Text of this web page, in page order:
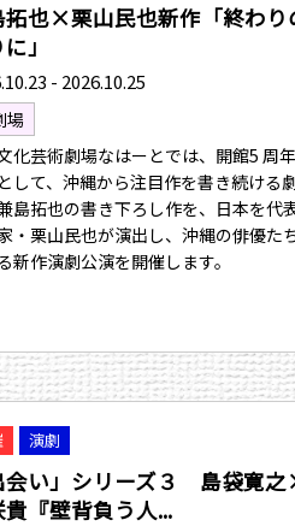
拓也×栗山民也新作「終わり
」
- 2026.10.25
場
化芸術劇場なはーとでは、開館5 周
して、沖縄から注目作を書き続ける
島拓也の書き下ろし作を、日本を代
・栗山民也が演出し、沖縄の俳優た
新作演劇公演を開催します。
演劇
会い」シリーズ３ 島袋寛
貴『壁背負う人...